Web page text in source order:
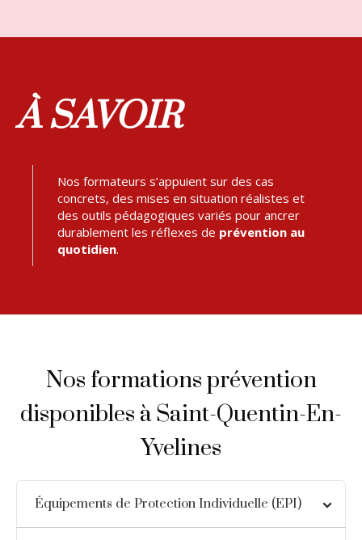
À SAVOIR
Nos formateurs s’appuient sur des cas
concrets, des mises en situation réalistes et
des outils pédagogiques variés pour ancrer
durablement les réflexes de prévention au
quotidien.
Nos formations prévention
disponibles à Saint-Quentin-En-
Yvelines
Équipements de Protection Individuelle (EPI)